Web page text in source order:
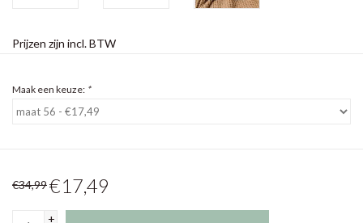
Prijzen zijn incl. BTW
Maak een keuze: *
€34,99€17,49
+